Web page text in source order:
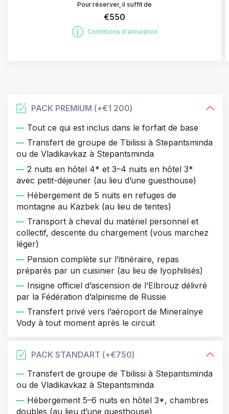
Pour réserver, il suffit de
€550
Conditions d'annulation
PACK PREMIUM (+€1 200)
Tout ce qui est inclus dans le forfait de base
Transfert de groupe de Tbilissi à Stepantsminda
ou de Vladikavkaz à Stepantsminda
2 nuits en hôtel 4* et 3–4 nuits en hôtel 3*
avec petit-déjeuner (au lieu d’une guesthouse)
Hébergement de 5 nuits en refuges de
montagne au Kazbek (au lieu de tentes)
Transport à cheval du matériel personnel et
collectif, descente du chargement (vous marchez
léger)
Pension complète sur l’itinéraire, repas
préparés par un cuisinier (au lieu de lyophilisés)
Insigne officiel d’ascension de l’Elbrouz délivré
par la Fédération d’alpinisme de Russie
Transfert privé vers l’aéroport de Mineralnye
Vody à tout moment après le circuit
PACK STANDART (+€750)
Transfert de groupe de Tbilissi à Stepantsminda
ou de Vladikavkaz à Stepantsminda
Hébergement 5–6 nuits en hôtel 3*, chambres
doubles (au lieu d’une guesthouse)